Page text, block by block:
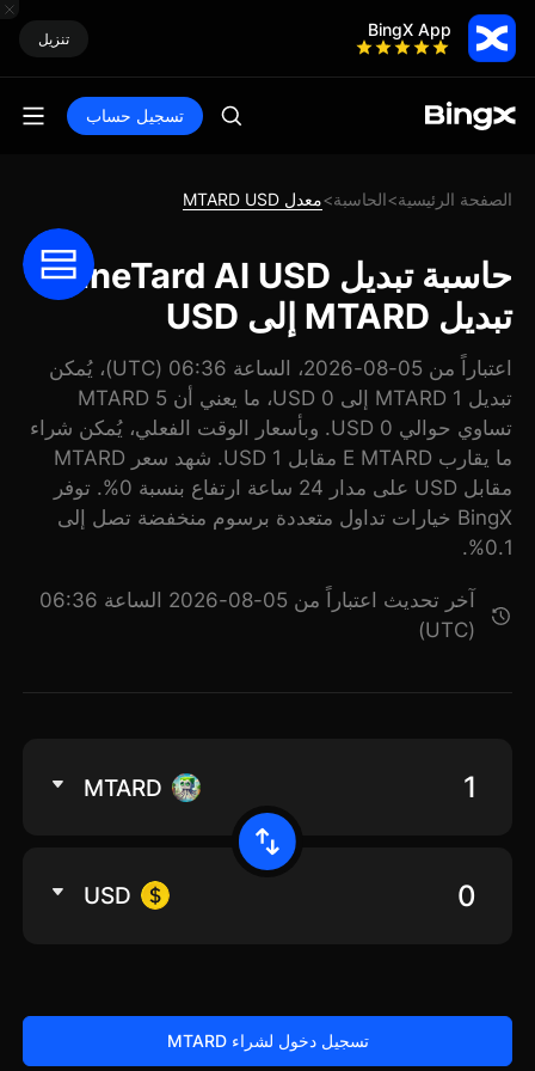
BingX App تنزيل
تسجيل حساب
الصفحة الرئيسية>الحاسبة>معدل MTARD USD
حاسبة تبديل MineTard AI USD:
تبديل MTARD إلى USD
اعتباراً من 05-08-2026، الساعة 06:36 (UTC)، يُمكن
تبديل 1 MTARD إلى 0 USD، ما يعني أن 5 MTARD
تساوي حوالي 0 USD. وبأسعار الوقت الفعلي، يُمكن شراء
ما يقارب E MTARD مقابل 1 USD. شهد سعر MTARD
مقابل USD على مدار 24 ساعة ارتفاع بنسبة 0%. توفر
BingX خيارات تداول متعددة برسوم منخفضة تصل إلى
0.1%.
آخر تحديث اعتباراً من 05-08-2026 الساعة 06:36
(UTC)
MTARD
USD
تسجيل دخول لشراء MTARD